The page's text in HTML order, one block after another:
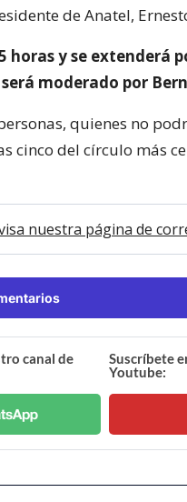
de Anatel,
horas y se extenderá
moderado por
quienes no
cinco del círculo más
nuestra página de
canal de
Suscríbete
Youtube: